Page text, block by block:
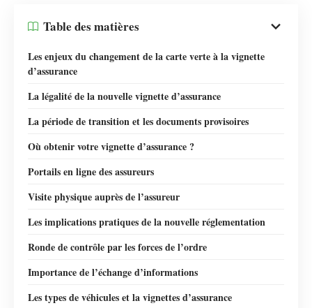
Table des matières
Les enjeux du changement de la carte verte à la vignette
d’assurance
La légalité de la nouvelle vignette d’assurance
La période de transition et les documents provisoires
Où obtenir votre vignette d’assurance ?
Portails en ligne des assureurs
Visite physique auprès de l’assureur
Les implications pratiques de la nouvelle réglementation
Ronde de contrôle par les forces de l’ordre
Importance de l’échange d’informations
Les types de véhicules et la vignettes d’assurance